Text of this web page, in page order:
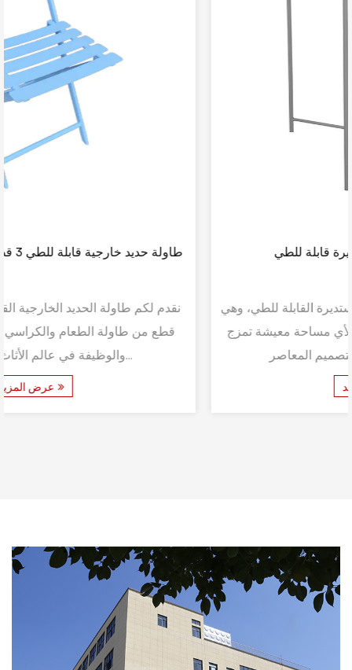
طاولة قهوة معدنية مستديرة قابلة للطي
نقدم لكم طاولة القهوة المعدنية المستديرة القابلة للطي، وهي
إضافة متعددة الاستخدامات وأنيقة لأي مساحة معيشة تمزج
بسلاسة بين الوظيفة والتصميم المعاصر. ...